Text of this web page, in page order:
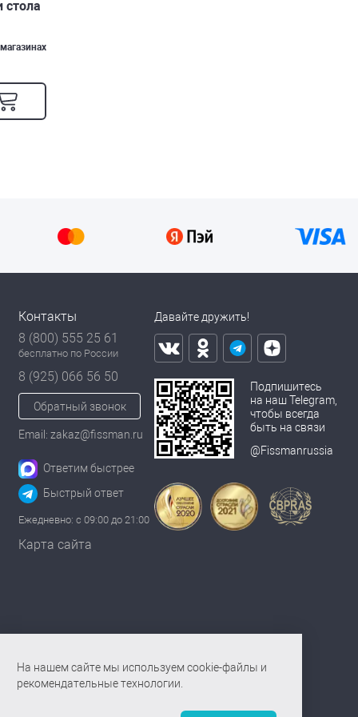
стола
Контакты
8 (800) 555 25 61
бесплатно по России
8 (925) 066 56 50
Обратный звонок
Email: zakaz@fissman.ru
Ответим быстрее
Быстрый ответ
Ежедневно: с 09:00 до 21:00
Карта сайта
Давайте дружить!
Подпишитесь
на наш Telegram,
чтобы всегда
быть на связи
@Fissmanrussia
На нашем сайте мы используем cookie-файлы и
рекомендательные технологии.